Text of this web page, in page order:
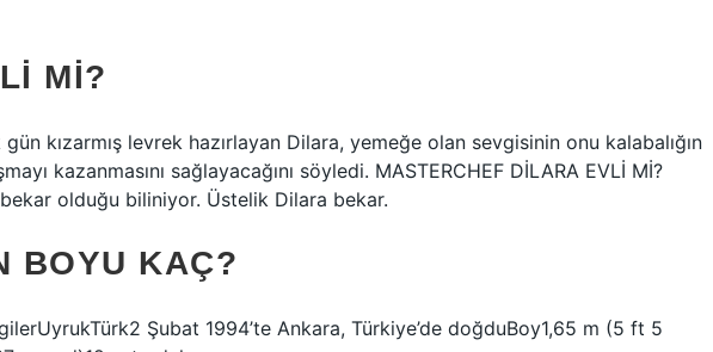
MI?
gün kızarmış levrek hazırlayan Dilara, yemeğe olan sevgisinin onu kalabalığın
kazanmasını sağlayacağını söyledi. MASTERCHEF DİLARA EVLİ Mİ?
bekar olduğu biliniyor. Üstelik Dilara bekar.
BOYU KAÇ?
Şubat 1994’te Ankara, Türkiye’de doğduBoy1,65 m (5 ft 5